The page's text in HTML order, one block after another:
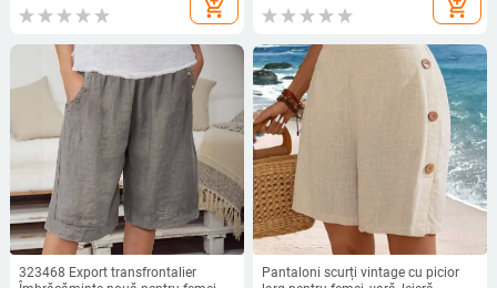
fustă, pantaloni scurți
add_shopping_cart add_shopping_cart
323468 Export transfrontalier
Pantaloni scurți vintage cu picior